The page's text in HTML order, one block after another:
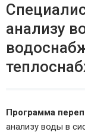
анализу
Программа
анализу воды в